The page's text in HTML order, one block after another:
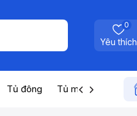
Yêu thích
0
Tủ đông Tủ mát Máy